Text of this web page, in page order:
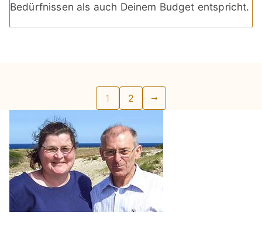
Bedürfnissen als auch Deinem Budget entspricht.
Seitennummerierung
der
Beiträge
1 2